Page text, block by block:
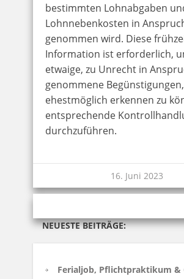
NEUESTE BEITRÄGE:
Ferialjob, Pflichtpraktikum &
bestimmten Lohnabgaben
Lohnnebenkosten in
genommen wird. Diese
Information ist erforderlich,
etwaige, zu Unrecht in
genommene Begünstigungen,
ehestmöglich erkennen zu
entsprechende
durchzuführen.
16. Juni 2023